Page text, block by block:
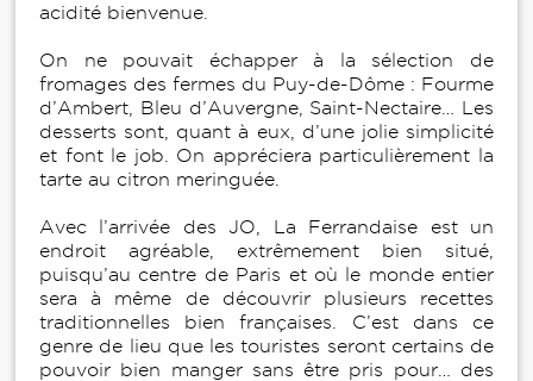
acidité bienvenue.
On ne pouvait échapper à la sélection de
fromages des fermes du Puy-de-Dôme : Fourme
d’Ambert, Bleu d’Auvergne, Saint-Nectaire… Les
desserts sont, quant à eux, d’une jolie simplicité
et font le job. On appréciera particulièrement la
tarte au citron meringuée.
Avec l’arrivée des JO, La Ferrandaise est un
endroit agréable, extrêmement bien situé,
puisqu’au centre de Paris et où le monde entier
sera à même de découvrir plusieurs recettes
traditionnelles bien françaises. C’est dans ce
genre de lieu que les touristes seront certains de
pouvoir bien manger sans être pris pour… des